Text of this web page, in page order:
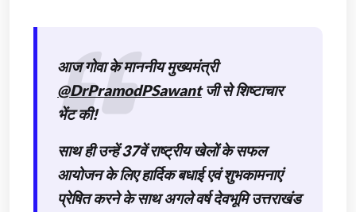
आज गोवा के माननीय मुख्यमंत्री
@DrPramodPSawantजी से शिष्टाचार
भेंट की!
साथ ही उन्हें 37वें राष्ट्रीय खेलों के सफल
आयोजन के लिए हार्दिक बधाई एवं शुभकामनाएं
प्रेषित करने के साथ अगले वर्ष देवभूमि उत्तराखंड